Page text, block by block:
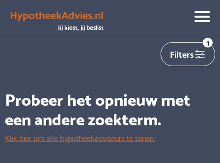
HypotheekAdvies.nl
Jij kiest, jij beslist
We hebben helaas0adviseurs gevonden die aansluiten op
jouw zoekopdracht
Filters
1
Probeer het opnieuw met
een andere zoekterm.
Klik hier om alle hypotheekadviseurs te tonen.